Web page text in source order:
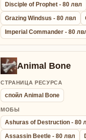
Disciple of Prophet - 80 лвл
Grazing Windsus - 80 лвл
Imperial Commander - 80
Animal Bone
СТРАНИЦА РЕСУРСА
спойл Animal Bone
МОБЫ
Ashuras of Destruction - 80
Assassin Beetle - 80 лвл